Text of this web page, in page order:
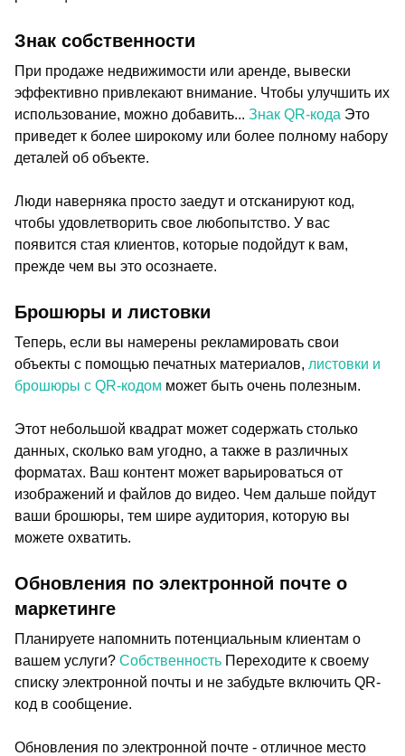
Знак собственности
При продаже недвижимости или аренде, вывески
эффективно привлекают внимание. Чтобы улучшить их
использование, можно добавить... Знак QR-кода Это
приведет к более широкому или более полному набору
деталей об объекте.
Люди наверняка просто заедут и отсканируют код,
чтобы удовлетворить свое любопытство. У вас
появится стая клиентов, которые подойдут к вам,
прежде чем вы это осознаете.
Брошюры и листовки
Теперь, если вы намерены рекламировать свои
объекты с помощью печатных материалов, листовки и
брошюры с QR-кодом может быть очень полезным.
Этот небольшой квадрат может содержать столько
данных, сколько вам угодно, а также в различных
форматах. Ваш контент может варьироваться от
изображений и файлов до видео. Чем дальше пойдут
ваши брошюры, тем шире аудитория, которую вы
можете охватить.
Обновления по электронной почте о
маркетинге
Планируете напомнить потенциальным клиентам о
вашем услуги? Cобственность Переходите к своему
списку электронной почты и не забудьте включить QR-
код в сообщение.
Обновления по электронной почте - отличное место